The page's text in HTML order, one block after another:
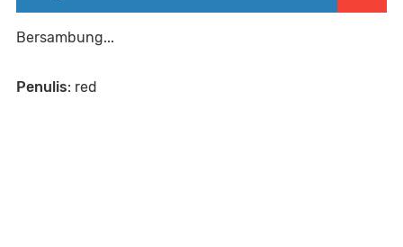
Bersambung...
Penulis: red